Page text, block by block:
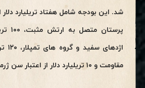
شد. این بودجه شامل هفتاد تریلیارد
مقاومت و ۱۰ تریلیارد دلار از اعتبار سن ژرمن است.